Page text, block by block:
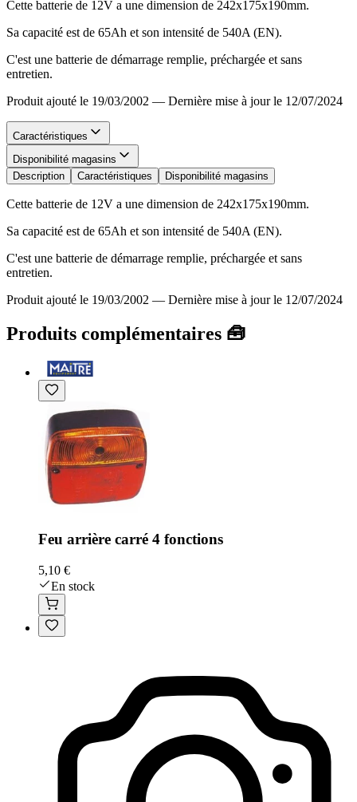
Cette batterie de 12V a une dimension de 242x175x190mm.
Sa capacité est de 65Ah et son intensité de 540A (EN).
C'est une batterie de démarrage remplie, préchargée et sans
entretien.
Produit ajouté le 19/03/2002 — Dernière mise à jour le 12/07/2024
Caractéristiques
Disponibilité magasins
Description
Caractéristiques Disponibilité magasins
Cette batterie de 12V a une dimension de 242x175x190mm.
Sa capacité est de 65Ah et son intensité de 540A (EN).
C'est une batterie de démarrage remplie, préchargée et sans
entretien.
Produit ajouté le 19/03/2002 — Dernière mise à jour le 12/07/2024
Produits complémentaires 🧰
Feu arrière carré 4 fonctions
5,10 €
En stock